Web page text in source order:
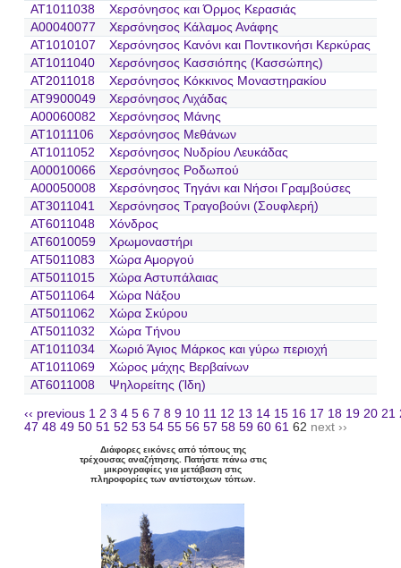
AT1011038
Χερσόνησος και Όρμος Κερασιάς
A00040077
Χερσόνησος Κάλαμος Ανάφης
AT1010107
Χερσόνησος Κανόνι και Ποντικονήσι Κερκύρας
AT1011040
Χερσόνησος Κασσιόπης (Κασσώπης)
AT2011018
Χερσόνησος Κόκκινος Μοναστηρακίου
AT9900049
Χερσόνησος Λιχάδας
A00060082
Χερσόνησος Μάνης
AT1011106
Χερσόνησος Μεθάνων
AT1011052
Χερσόνησος Νυδρίου Λευκάδας
A00010066
Χερσόνησος Ροδωπού
A00050008
Χερσόνησος Τηγάνι και Νήσοι Γραμβούσες
AT3011041
Χερσόνησος Τραγοβούνι (Σουφλερή)
AT6011048
Χόνδρος
AT6010059
Χρωμοναστήρι
AT5011083
Χώρα Αμοργού
AT5011015
Χώρα Αστυπάλαιας
AT5011064
Χώρα Νάξου
AT5011062
Χώρα Σκύρου
AT5011032
Χώρα Τήνου
AT1011034
Χωριό Άγιος Μάρκος και γύρω περιοχή
AT1011069
Χώρος μάχης Βερβαίνων
AT6011008
Ψηλορείτης (Ίδη)
‹‹ previous 1 2 3 4 5 6 7 8 9 10 11 12 13 14 15 16 17 18 19 20 21
47 48 49 50 51 52 53 54 55 56 57 58 59 60 61 62 next ››
Διάφορες εικόνες από τόπους της
τρέχουσας αναζήτησης. Πατήστε πάνω στις
μικρογραφίες για μετάβαση στις
πληροφορίες των αντίστοιχων τόπων.